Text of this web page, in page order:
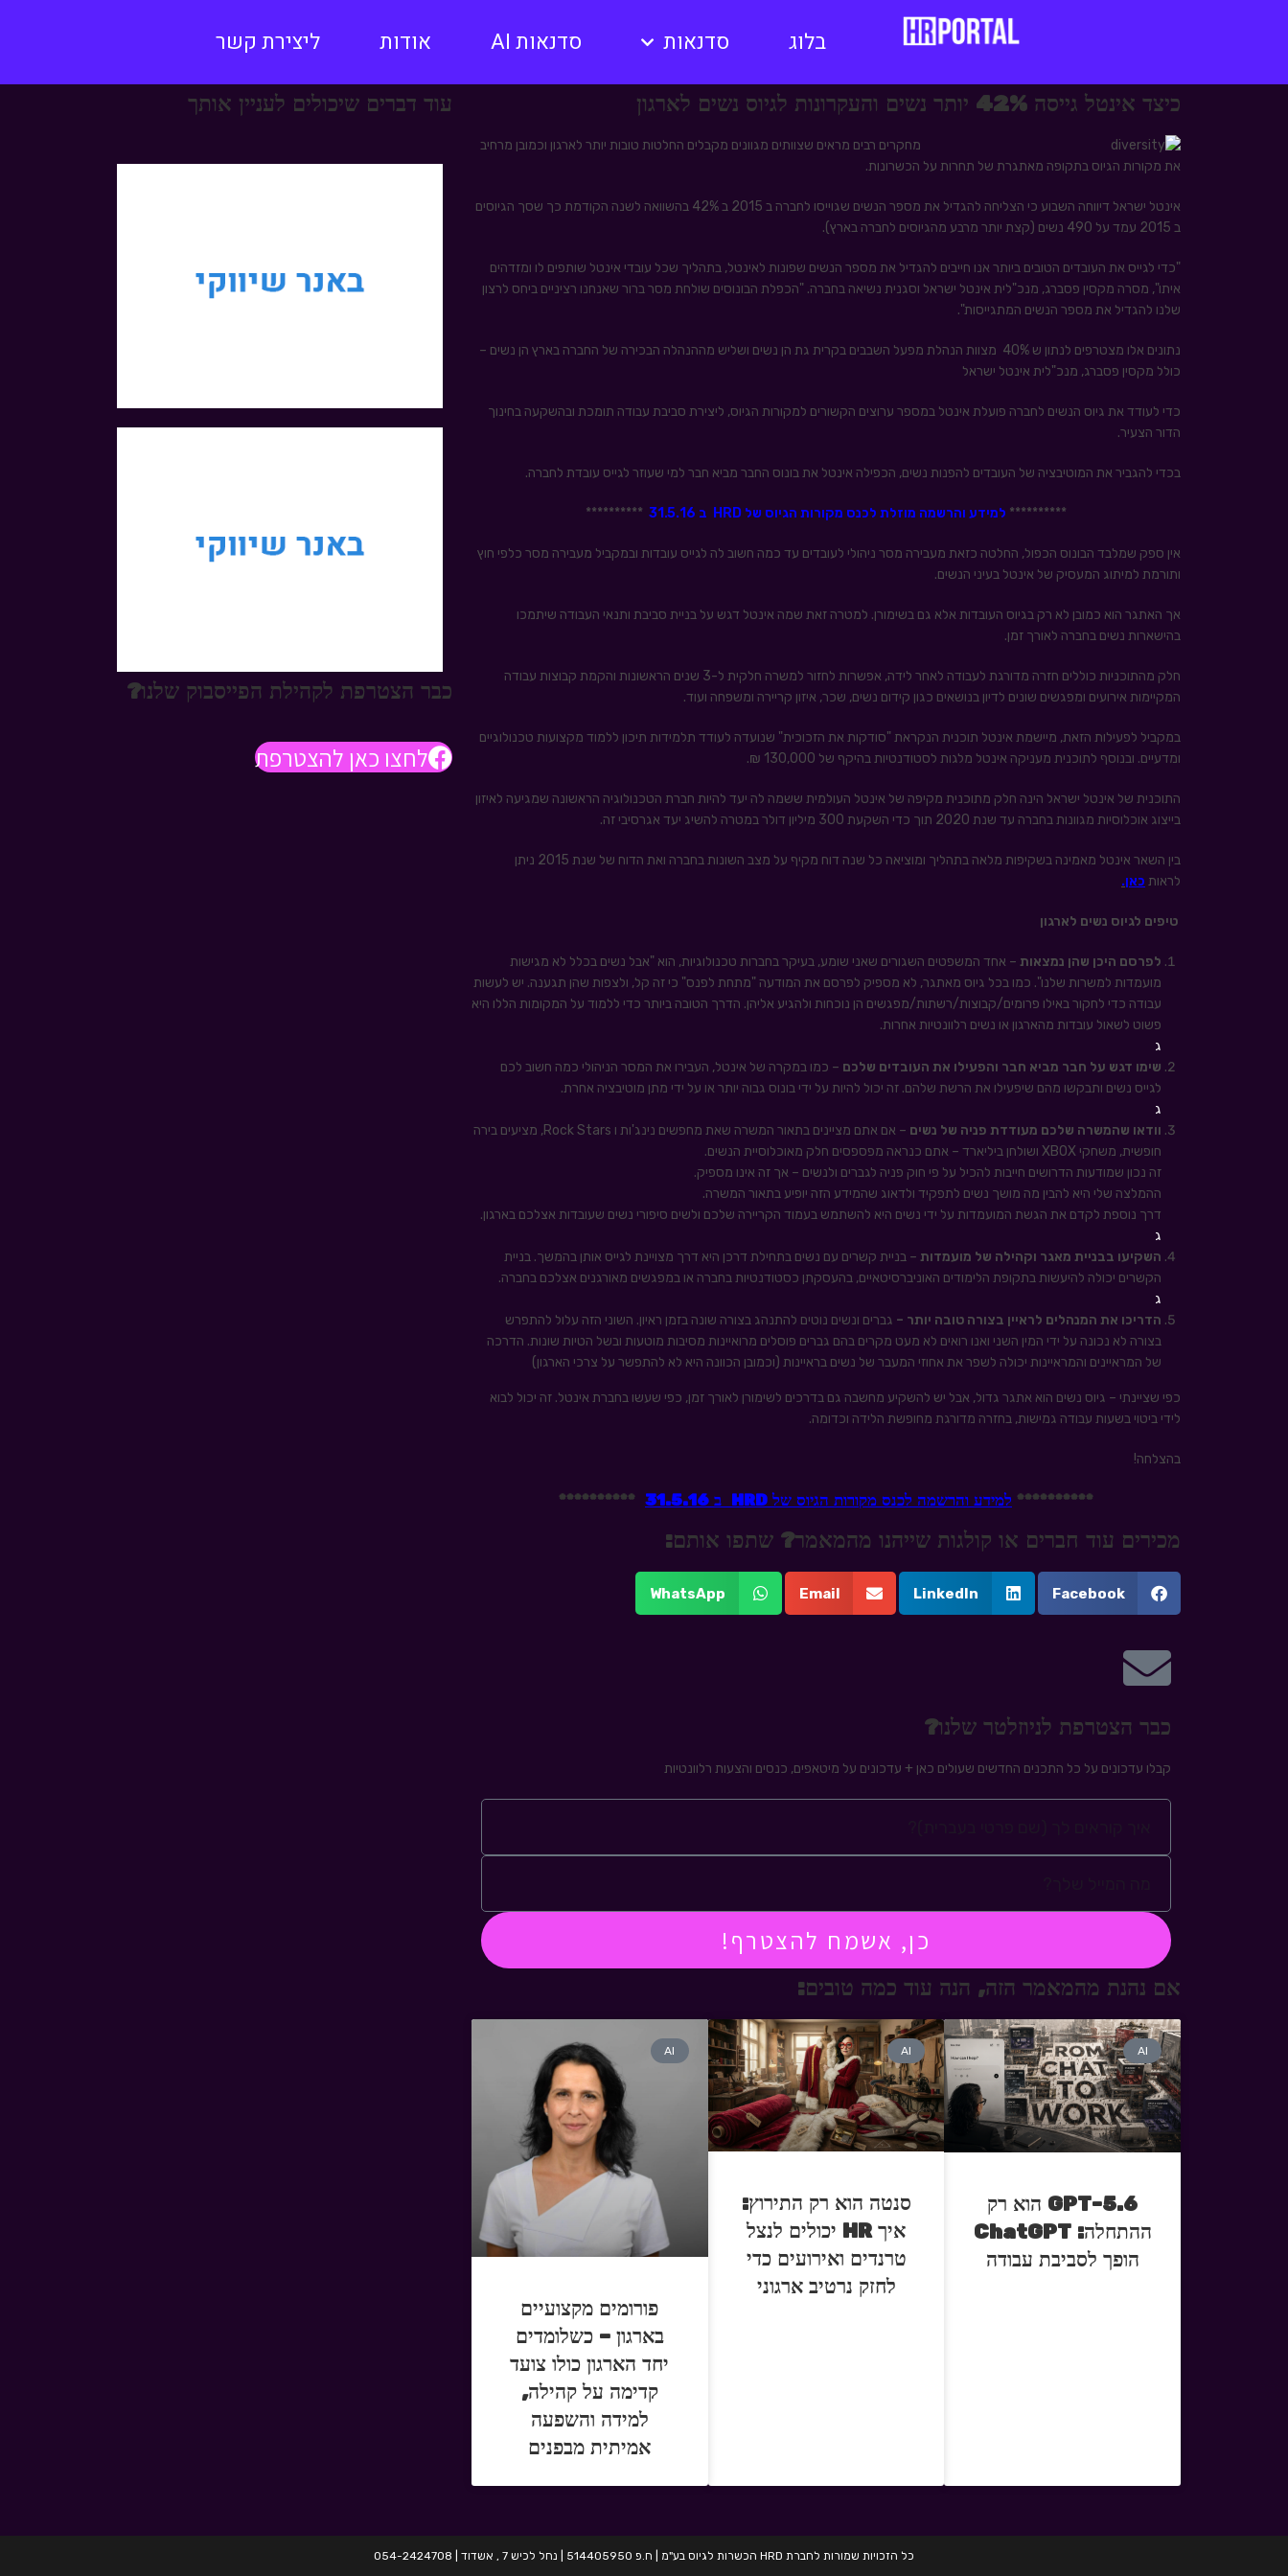
בלוג סדנאות סדנאות AI אודות ליצירת קשר
כיצד אינטל גייסה 42% יותר נשים והעקרונות לגיוס נשים לארגון
מחקרים רבים מראים שצוותים מגוונים מקבלים החלטות טובות יותר לארגון וכמובן מרחיב
את מקורות הגיוס בתקופה מאתגרת של תחרות על הכשרונות.
אינטל ישראל דיווחה השבוע כי הצליחה להגדיל את מספר הנשים שגוייסו לחברה ב 2015 ב 42% בהשוואה לשנה הקודמת כך שסך הגיוסים
ב 2015 עמד על 490 נשים (קצת יותר מרבע מהגיוסים לחברה בארץ).
"כדי לגייס את העובדים הטובים ביותר אנו חייבים להגדיל את מספר הנשים שפונות לאינטל, בתהליך שכל עובדי אינטל שותפים לו ומזדהים
איתו", מסרה מקסין פסברג, מנכ"לית אינטל ישראל וסגנית נשיאה בחברה. "הכפלת הבונוסים שולחת מסר ברור שאנחנו רציניים ביחס לרצון
שלנו להגדיל את מספר הנשים המתגייסות".
נתונים אלו מצטרפים לנתון ש 40% מצוות הנהלת מפעל השבבים בקרית גת הן נשים ושליש מההנהלה הבכירה של החברה בארץ הן נשים –
כולל מקסין פסברג, מנכ"לית אינטל ישראל
כדי לעודד את גיוס הנשים לחברה פועלת אינטל במספר ערוצים הקשורים למקורות הגיוס, ליצירת סביבת עבודה תומכת ובהשקעה בחינוך
הדור הצעיר.
בכדי להגביר את המוטיבציה של העובדים להפנות נשים, הכפילה אינטל את בונוס החבר מביא חבר למי שעוזר לגייס עובדת לחברה.
********** למידע והרשמה מוזלת לכנס מקורות הגיוס של HRD ב 31.5.16 **********
אין ספק שמלבד הבונוס הכפול, החלטה כזאת מעבירה מסר ניהולי לעובדים עד כמה חשוב לה לגייס עובדות ובמקביל מעבירה מסר כלפי חוץ
ותורמת למיתוג המעסיק של אינטל בעיני הנשים.
אך האתגר הוא כמובן לא רק בגיוס העובדות אלא גם בשימורן. למטרה זאת שמה אינטל דגש על בניית סביבת ותנאי העבודה שיתמכו
בהישארות נשים בחברה לאורך זמן.
חלק מהתוכניות כוללים חזרה מדורגת לעבודה לאחר לידה, אפשרות לחזור למשרה חלקית ל-3 שנים הראשונות והקמת קבוצות עבודה
המקיימות אירועים ומפגשים שונים לדיון בנושאים כגון קידום נשים, שכר, איזון קריירה ומשפחה ועוד.
במקביל לפעילות הזאת, מיישמת אינטל תוכנית הנקראת "סודקות את הזכוכית" שנועדה לעודד תלמידות תיכון ללמוד מקצועות טכנולוגיים
ומדעיים. ובנוסף לתוכנית מעניקה אינטל מלגות לסטודנטיות בהיקף של 130,000 ₪.
התוכנית של אינטל ישראל הינה חלק מתוכנית מקיפה של אינטל העולמית ששמה לה יעד להיות חברת הטכנולוגיה הראשונה שמגיעה לאיזון
בייצוג אוכלוסיות מגוונות בחברה עד שנת 2020 תוך כדי השקעת 300 מיליון דולר במטרה להשיג יעד אגרסיבי זה.
בין השאר אינטל מאמינה בשקיפות מלאה בתהליך ומוציאה כל שנה דוח מקיף על מצב השונות בחברה ואת הדוח של שנת 2015 ניתן
לראות כאן.
טיפים לגיוס נשים לארגון
לפרסם היכן שהן נמצאות – אחד המשפטים השגורים שאני שומע, בעיקר בחברות טכנולוגיות, הוא "אבל נשים בכלל לא מגישות
מועמדות למשרות שלנו". כמו בכל גיוס מאתגר, לא מספיק לפרסם את המודעה "מתחת לפנס" כי זה קל, ולצפות שהן תגענה. יש לעשות
עבודה כדי לחקור באילו פרומים/קבוצות/רשתות/מפגשים הן נוכחות ולהגיע אליהן. הדרך הטובה ביותר כדי ללמוד על המקומות הללו היא
פשוט לשאול עובדות מהארגון או נשים רלוונטיות אחרות.
ג
שימו דגש על חבר מביא חבר והפעילו את העובדים שלכם – כמו במקרה של אינטל, העבירו את המסר הניהולי כמה חשוב לכם
לגייס נשים ותבקשו מהם שיפעילו את הרשת שלהם. זה יכול להיות על ידי בונוס גבוה יותר או על ידי מתן מוטיבציה אחרת.
ג
וודאו שהמשרה שלכם מעודדת פניה של נשים
– אם אתם מציינים בתאור המשרה שאת מחפשים נינג'ות ו Rock Stars, מציעים בירה
חופשית, משחקי XBOX ושולחן ביליארד – אתם כנראה מפספסים חלק מאוכלוסיית הנשים.
זה נכון שמודעות הדרושים חייבות להכיל על פי חוק פניה לגברים ולנשים – אך זה אינו מספיק.
ההמלצה שלי היא להבין מה מושך נשים לתפקיד ולדאוג שהמידע הזה יופיע בתאור המשרה.
דרך נוספת לקדם את הגשת המועמדות על ידי נשים היא להשתמש בעמוד הקריירה שלכם ולשים סיפורי נשים שעובדות אצלכם בארגון.
ג
השקיעו בבניית מאגר וקהילה של מועמדות – בניית קשרים עם נשים בתחילת דרכן היא דרך מצויינת לגייס אותן בהמשך. בניית
הקשרים יכולה להיעשות בתקופת הלימודים האוניברסיטאיים, בהעסקתן כסטודנטיות בחברה או במפגשים מאורגנים אצלכם בחברה.
ג
הדריכו את המנהלים לראיין בצורה טובה יותר – גברים ונשים נוטים להתנהג בצורה שונה בזמן ראיון. השוני הזה עלול להתפרש
בצורה לא נכונה על ידי המין השני ואנו רואים לא מעט מקרים בהם גברים פוסלים מרואיינות מסיבות מוטעות ובשל הטיות שונות. הדרכה
של המראיינים והמראיינות יכולה לשפר את אחוזי המעבר של נשים בראיינות (וכמובן הכוונה היא לא להתפשר על צרכי הארגון)
כפי שציינתי – גיוס נשים הוא אתגר גדול, אבל יש להשקיע מחשבה גם בדרכים לשימורן לאורך זמן, כפי שעשו בחברת אינטל. זה יכול לבוא
לידי ביטוי בשעות עבודה גמישות, בחזרה מדורגת מחופשת הלידה וכדומה.
בהצלחה!
********** למידע והרשמה לכנס מקורות הגיוס של HRD ב 31.5.16 **********
מכירים עוד חברים או קולגות שייהנו מהמאמר? שתפו אותם:
Facebook
LinkedIn
Email
WhatsApp
כבר הצטרפת לניוזלטר שלנו?
קבלו עדכונים על כל התכנים החדשים שעולים כאן + עדכונים על מיטאפים, כנסים והצעות רלוונטיות
כן, אשמח להצטרף!
אם נהנת מהמאמר הזה, הנה עוד כמה טובים:
AI
GPT-5.6 הוא רק
ההתחלה: ChatGPT
הופך לסביבת עבודה
AI
סנטה הוא רק התירוץ:
איך HR יכולים לנצל
טרנדים ואירועים כדי
לחזק נרטיב ארגוני
AI
פורומים מקצועיים
בארגון – כשלומדים
יחד הארגון כולו צועד
קדימה על קהילה,
למידה והשפעה
אמיתית מבפנים
עוד דברים שיכולים לעניין אותך
כבר הצטרפת לקהילת הפייסבוק שלנו?
לחצו כאן להצטרפת
כל הזכויות שמורות לחברת HRD הכשרות לגיוס בע"מ | ח.פ 514405950 | נחל לכיש 7 , אשדוד | 054-2424708